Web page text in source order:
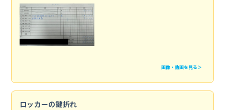
画像・動画を見る＞
ロッカーの鍵折れ